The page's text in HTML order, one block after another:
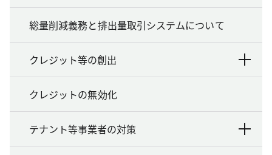
総量削減義務と排出量取引システムについて
クレジット等の創出
クレジットの無効化
テナント等事業者の対策